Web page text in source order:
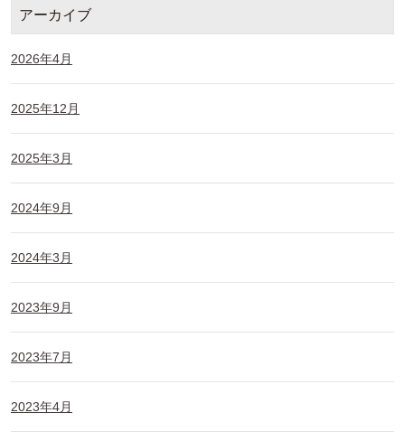
アーカイブ
2026年4月
2025年12月
2025年3月
2024年9月
2024年3月
2023年9月
2023年7月
2023年4月